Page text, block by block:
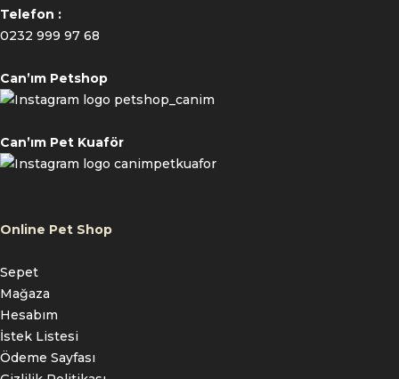
Telefon :
0232 999 97 68
Can’ım Petshop
petshop_canim
Can’ım Pet Kuaför
canimpetkuafor
Online Pet Shop
Sepet
Mağaza
Hesabım
İstek Listesi
Ödeme Sayfası